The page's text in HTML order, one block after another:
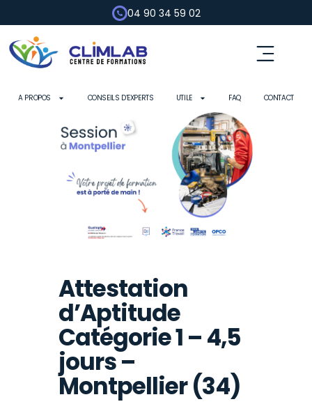
04 90 34 59 02
A PROPOS CONSEILS D’EXPERTS UTILE FAQ CONTACT
Attestation
d’Aptitude
Catégorie 1 – 4,5
jours –
Montpellier (34)